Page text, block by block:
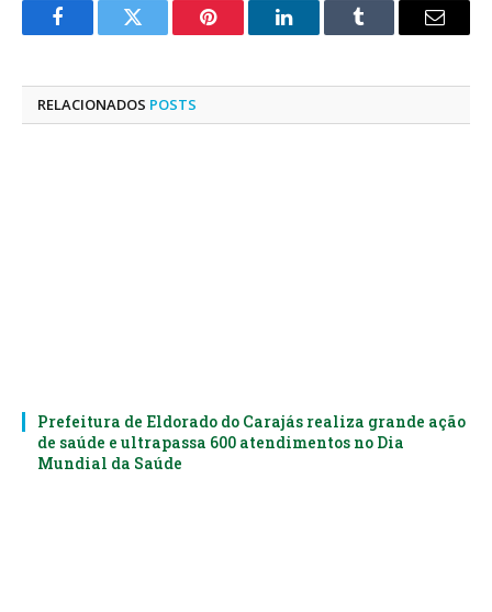
FacebookTwitter Pinterest LinkedInTumblr
E-
RELACIONADOS POSTS
Prefeitura de Eldorado do Carajás realiza grande ação
de saúde e ultrapassa 600 atendimentos no Dia
Mundial da Saúde